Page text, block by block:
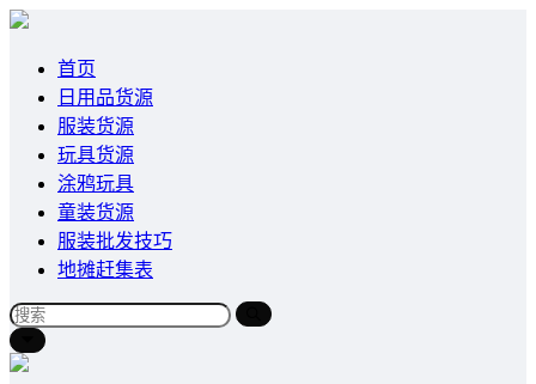
首页
日用品货源
服装货源
玩具货源
涂鸦玩具
童装货源
服装批发技巧
地摊赶集表